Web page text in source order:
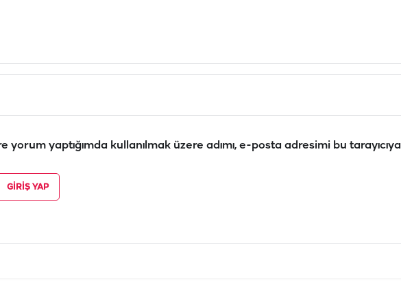
yorum yaptığımda kullanılmak üzere adımı, e-posta adresimi bu tarayıcıya
GIRIŞ YAP